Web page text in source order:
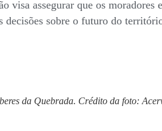
visa assegurar que os moradores
decisões sobre o futuro do
da Quebrada. Crédito da foto: